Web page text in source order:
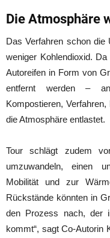
Die Atmosphäre
Das Verfahren schon die
weniger Kohlendioxid.
Autoreifen in Form von
entfernt werden –
Kompostieren,
die Atmosphäre entlastet.
Tour schlägt zudem
umzuwandeln, einen
Mobilität und zur
Rückstände könnten in
den Prozess nach, der
kommt“, sagt Co-Autorin